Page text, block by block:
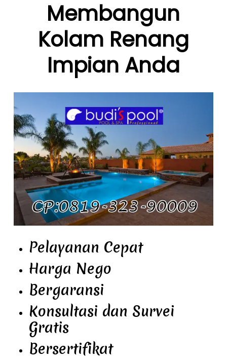
Membangun
Kolam Renang
Impian Anda
Pelayanan Cepat
Harga Nego
Bergaransi
Konsultasi dan Survei
Gratis
Bersertifikat